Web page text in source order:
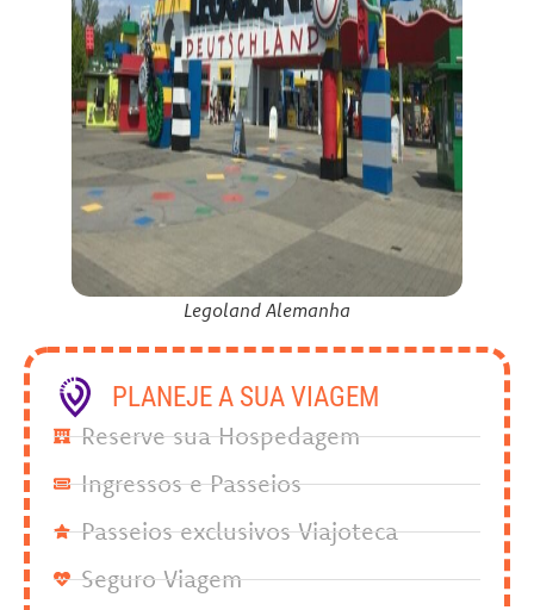
Legoland Alemanha
PLANEJE A SUA VIAGEM
Reserve sua Hospedagem
Ingressos e Passeios
Passeios exclusivos Viajoteca
Seguro Viagem